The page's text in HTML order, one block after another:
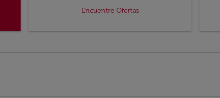
Encuentre Ofertas
AHU–GIG: cmp-view-offers-disclaimer.
AHU–GIG: cmp-view-offers-disclaimer.
AHU–GIG: cmp-view-offers-
AHU–GIG: cmp-view-offers-
AHU–GIG: cmp-view-
AHU–GIG: cmp-view-
AHU–GIG: cmp-
AHU–GIG: